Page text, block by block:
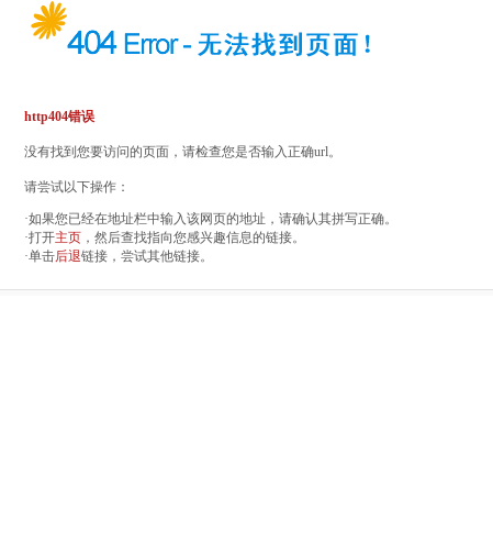
http404错误
没有找到您要访问的页面，请检查您是否输入正确url。
请尝试以下操作：
·如果您已经在地址栏中输入该网页的地址，请确认其拼写正确。
·打开主页 ，然后查找指向您感兴趣信息的链接。
·单击后退链接，尝试其他链接。